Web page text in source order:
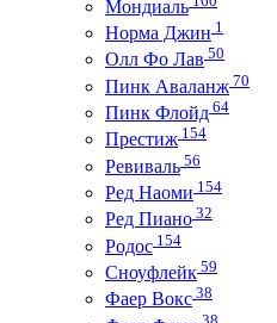
Мондиаль
Норма Джин 1
Олл Фо Лав 50
Пинк Аваланж 70
Пинк Флойд 64
Престиж 154
Ревиваль 56
Ред Наоми 154
Ред Пиано 32
Родос 154
Сноуфлейк 59
Фаер Вокс 38
38